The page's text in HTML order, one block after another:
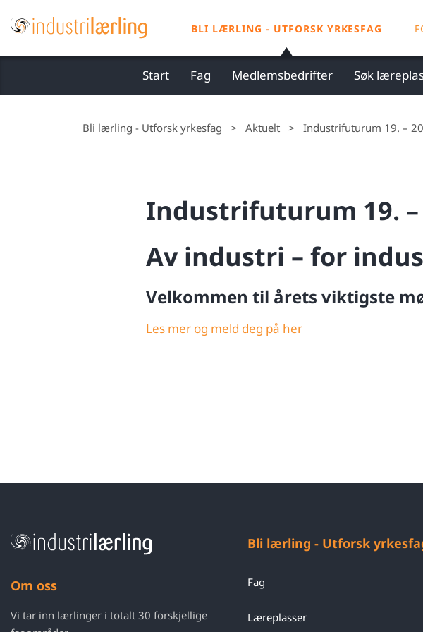
BLI LÆRLING - UTFORSK YRKESFAG
Start Fag Medlemsbedrifter Søk
Bli lærling - Utforsk yrkesfag > Aktuelt > Industrifuturum 19. –
Industrifuturum 19. –
Av industri – for
Velkommen til årets viktigste
Les mer og meld deg på her
Om oss
Vi tar inn lærlinger i totalt 30 forskjellige
Bli lærling - Utforsk
Fag
Læreplasser